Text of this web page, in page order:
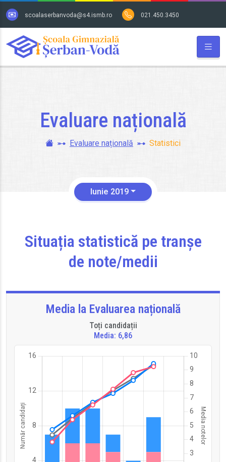
scoalaserbanvoda@s4.ismb.ro 021.450.3450
Evaluare națională
Iunie 2019
Evaluare națională Statistici
Situația statistică pe tranșe
de note/medii
Media la Evaluarea națională
Toți candidații
Media: 6,86